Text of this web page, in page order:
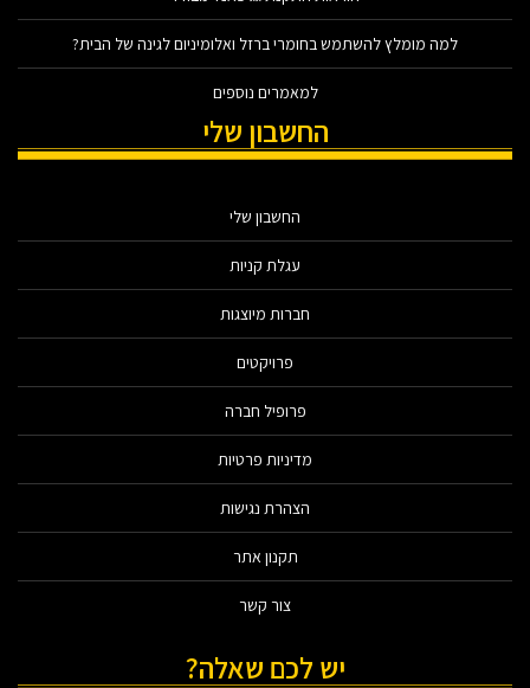
למה מומלץ להשתמש בחומרי ברזל ואלומיניום לגינה של הבית?
למאמרים נוספים
החשבון שלי
החשבון שלי
עגלת קניות
חברות מיוצגות
פרויקטים
פרופיל חברה
מדיניות פרטיות
הצהרת נגישות
תקנון אתר
צור קשר
יש לכם שאלה?